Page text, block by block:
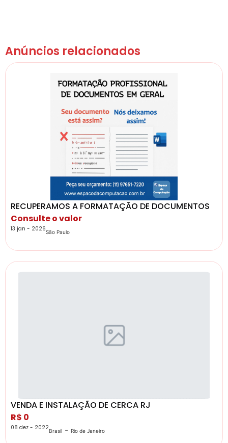
Anúncios relacionados
RECUPERAMOS A FORMATAÇÃO DE DOCUMENTOS
Consulte o valor
13 jan - 2026São Paulo
VENDA E INSTALAÇÃO DE CERCA RJ
R$ 0
08 dez - 2022Brasil - Rio de Janeiro